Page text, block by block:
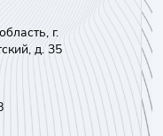
г.
д. 35